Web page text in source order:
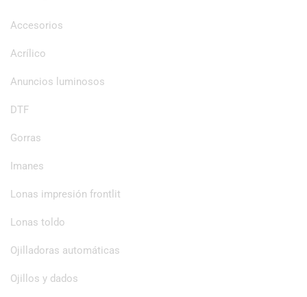
Accesorios
Acrílico
Anuncios luminosos
DTF
Gorras
Imanes
Lonas impresión frontlit
Lonas toldo
Ojilladoras automáticas
Ojillos y dados